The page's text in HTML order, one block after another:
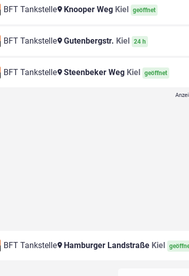
BFT Tankstelle Knooper Weg Kiel geöffnet
BFT Tankstelle Gutenbergstr. Kiel 24 h
BFT Tankstelle Steenbeker Weg Kiel geöffnet
BFT Tankstelle Hamburger Landstraße Kiel